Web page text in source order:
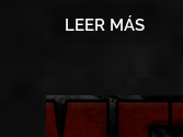
LEER MÁS